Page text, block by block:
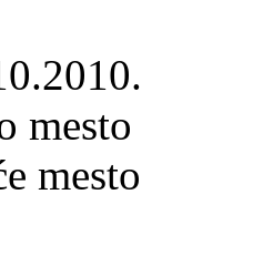
mesto
mesto